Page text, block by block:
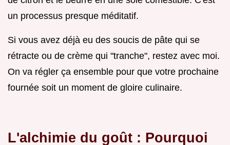
un processus presque méditatif.
Si vous avez déjà eu des soucis de pâte qui se
rétracte ou de crème qui "tranche", restez avec moi.
On va régler ça ensemble pour que votre prochaine
fournée soit un moment de gloire culinaire.
L'alchimie du goût : Pourquoi